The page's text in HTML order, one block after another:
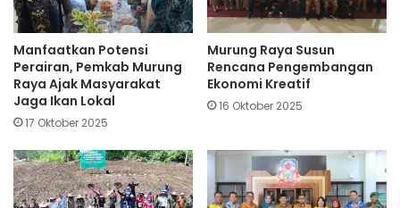
Manfaatkan Potensi
Perairan, Pemkab Murung
Raya Ajak Masyarakat
Jaga Ikan Lokal
17 Oktober 2025
Murung Raya Susun
Rencana Pengembangan
Ekonomi Kreatif
16 Oktober 2025